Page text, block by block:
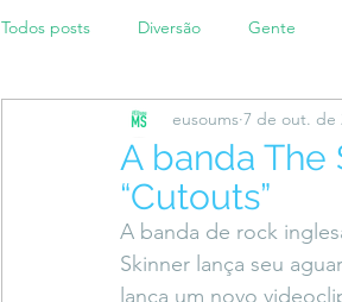
Todos posts Diversão Gente
Papo de Mãe #maratonei
Coluna do Vasques
A banda
“Cutouts”
eusoums 7 de out. de
A banda de rock
Skinner lança seu
lança um novo